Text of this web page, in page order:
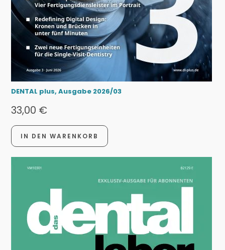
DENTAL plus, Ausgabe 2026/03
33,00 €
IN DEN WARENKORB